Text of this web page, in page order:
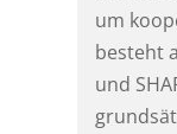
um
besteht
und